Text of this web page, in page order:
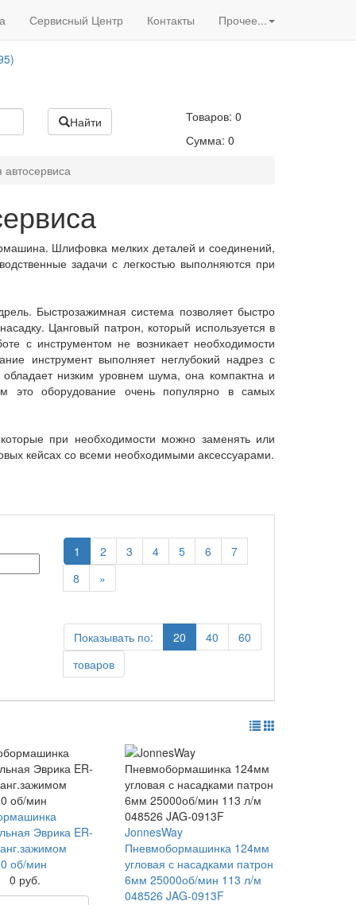
Сервисный Центр Контакты Прочее...
Акции нашего магазина
Найти Товаров:0
Сумма:0
Шлифовка мелких деталей и соединений,
задачи с легкостью выполняются при
Быстрозажимная система позволяет быстро
Цанговый патрон, который используется в
с инструментом не возникает необходимости
инструмент выполняет неглубокий надрез с
низким уровнем шума, она компактна и
это оборудование очень популярно в самых
при необходимости можно заменять или
кейсах со всеми необходимыми аксессуарами.
1 2 3 4 5 6
7
8
»
Показывать по: 20 40
60
товаров
Эврика ER-
об/мин
0 руб.
JonnesWay
Пневмобормашинка 124мм
угловая с насадками патрон
6мм 25000об/мин 113 л/м
048526 JAG-0913F